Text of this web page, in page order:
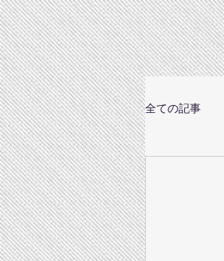
全ての記事